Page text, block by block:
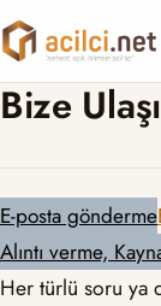
Bize
E-posta gönderme
Alıntı verme,
Her türlü soru ya